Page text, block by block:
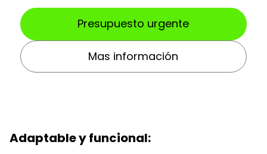
Presupuesto urgente
Mas información
Adaptable y funcional: